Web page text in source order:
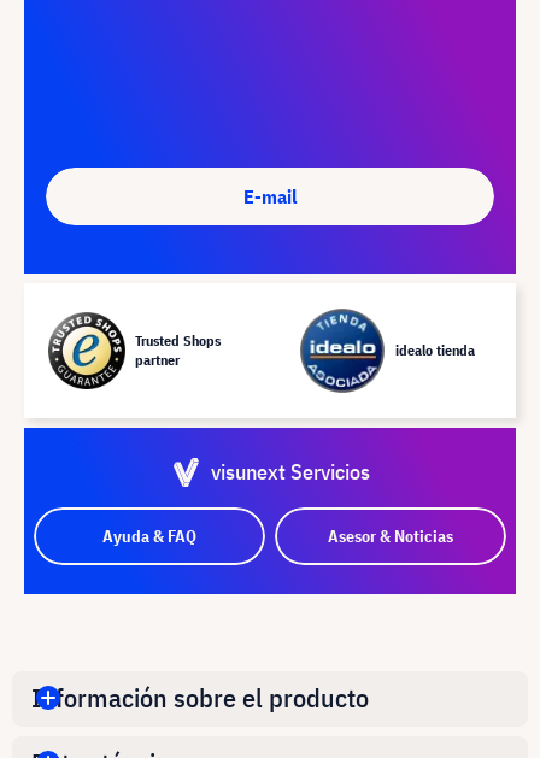
E-mail
Trusted Shops
partner
idealo tienda
visunext Servicios
Ayuda & FAQ Asesor & Noticias
Información sobre el producto